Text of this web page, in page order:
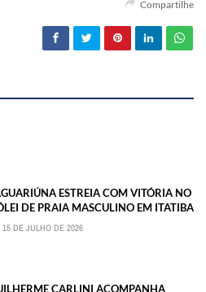
Compartilhe
ESTREIA COM VITÓRIA NO
DE PRAIA MASCULINO EM ITATIBA
15 DE JULHO DE 2026
CARLINI ACOMPANHA